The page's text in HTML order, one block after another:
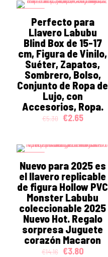
Perfecto para
Llavero Labubu
Blind Box de 15-17
cm, Figura de Vinilo,
Suéter, Zapatos,
Sombrero, Bolso,
Conjunto de Ropa de
Lujo, con
Accesorios, Ropa.
€5.30 Original
€5.30.
€2.65Current
€2.65.
Nuevo para 2025 es
el llavero replicable
de figura Hollow PVC
Monster Labubu
coleccionable 2025
Nuevo Hot. Regalo
sorpresa Juguete
corazón Macaron
€14.16 Original
€3.80Current